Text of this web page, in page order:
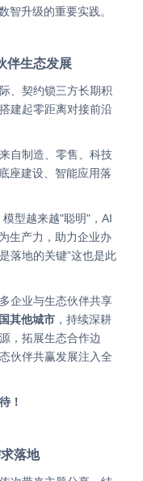
智升级的重要实践。
伴生态发展
建起零距离对接前沿
座建设、智能应用落
生产力，助力企业办
落地的关键”这也是此
其他城市 ，持续深耕
，拓展生态合作边
伙伴共赢发展注入全
！
求落地